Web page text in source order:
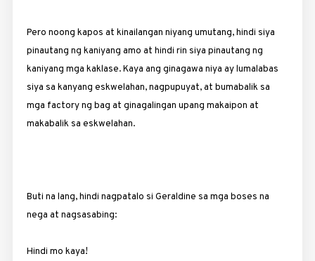
Pero noong kapos at kinailangan niyang umutang, hindi siya
pinautang ng kaniyang amo at hindi rin siya pinautang ng
kaniyang mga kaklase. Kaya ang ginagawa niya ay lumalabas
siya sa kanyang eskwelahan, nagpupuyat, at bumabalik sa
mga factory ng bag at ginagalingan upang makaipon at
makabalik sa eskwelahan.
Buti na lang, hindi nagpatalo si Geraldine sa mga boses na
nega at nagsasabing:
Hindi mo kaya!